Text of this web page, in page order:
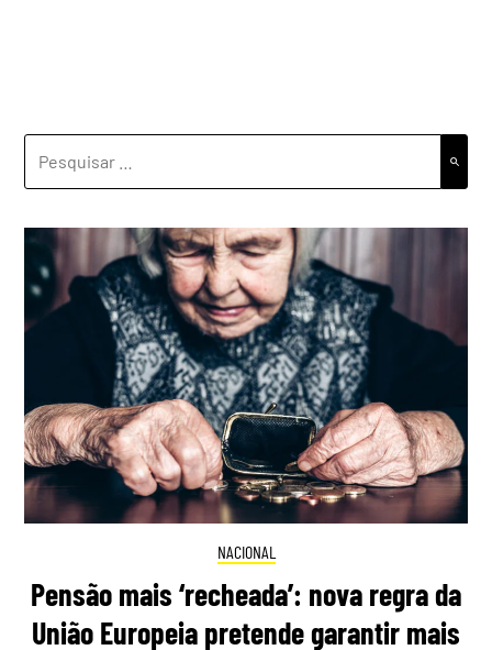
NACIONAL
Pensão mais ‘recheada’: nova regra da
União Europeia pretende garantir mais